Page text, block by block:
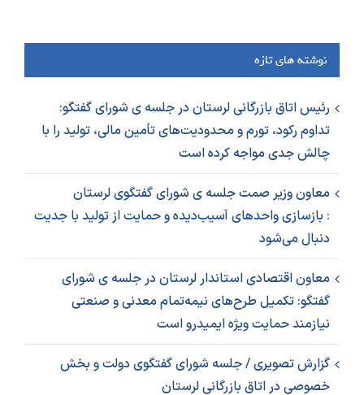
نوشته های تازه
رئیس اتاق بازرگانی لرستان در جلسه ی شورای گفتگو:
تداوم رکود، تورم و محدودیت‌های تأمین مالی، تولید را با
چالش جدی مواجه کرده است
معاون وزیر صمت جلسه ی شورای گفتگوی لرستان
: بازسازی واحدهای آسیب‌دیده و حمایت از تولید با جدیت
دنبال می‌شود
معاون اقتصادی استاندار لرستان در جلسه ی شورای
گفتگو: تکمیل طرح‌های نیمه‌تمام معدنی و صنعتی
نیازمند حمایت ویژه ایمیدرو است
گزارش تصویری / جلسه شورای گفتگوی دولت و بخش
خصوصی در اتاق بازرگانی لرستان